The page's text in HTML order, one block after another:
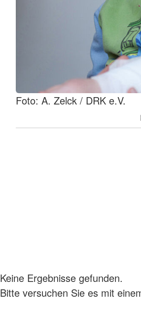
Foto: A. Zelck / DRK e.V.
Keine Ergebnisse gefunden.
Bitte versuchen Sie es mit